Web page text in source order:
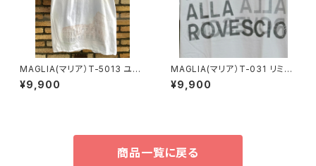
MAGLIA(マリア）T-5013 ユニ
セックスWプリントＴシャツ RO
MA レッド
¥9,900
MAGLIA(マリア）T-031 リミテ
ッドエディション ユニセックスW
プリントＴシャツ シルバープリ
¥9,900
商品一覧に戻る